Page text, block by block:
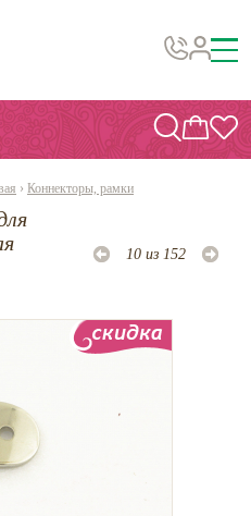
› Коннекторы, рамки
10 из 152